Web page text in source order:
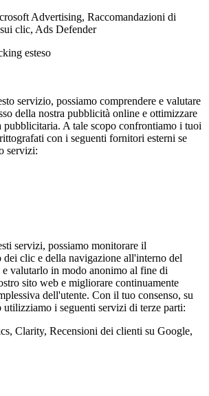
Advertising, Raccomandazioni di
clic, Ads Defender
esteso
servizio, possiamo comprendere e valutare
della nostra pubblicità online e ottimizzare
pubblicitaria. A tale scopo confrontiamo i tuoi
con i seguenti fornitori esterni se
servizi:
servizi, possiamo monitorare il
dei clic e della navigazione all'interno del
valutarlo in modo anonimo al fine di
sito web e migliorare continuamente
dell'utente. Con il tuo consenso, su
utilizziamo i seguenti servizi di terze parti:
Clarity, Recensioni dei clienti su Google,